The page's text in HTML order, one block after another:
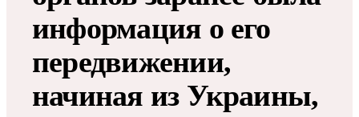
информация о его
передвижении,
начиная из Украины,